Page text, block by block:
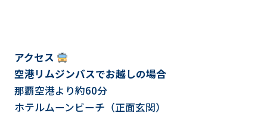
アクセス
空港リムジンバスでお越しの場合
那覇空港より約60分
ホテルムーンビーチ（正面玄関）